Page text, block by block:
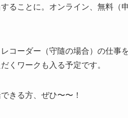
ることに。オンライン、無料（
コーダー（守隨の場合）の仕
くワークも入る予定です。
きる方、ぜひ〜〜！